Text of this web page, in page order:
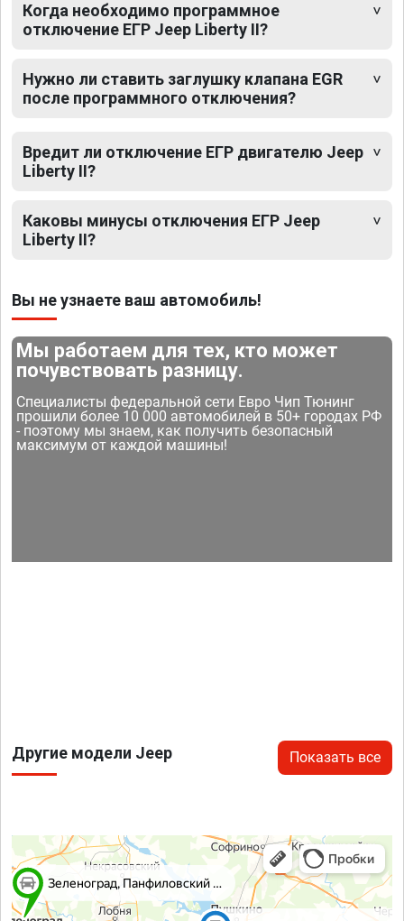
Когда необходимо программное
отключение ЕГР Jeep Liberty II?
Нужно ли ставить заглушку клапана EGR
после программного отключения?
Вредит ли отключение ЕГР двигателю Jeep
Liberty II?
Каковы минусы отключения ЕГР Jeep
Liberty II?
Вы не узнаете ваш автомобиль!
Мы работаем для тех, кто может
почувствовать разницу.
Специалисты федеральной сети Евро Чип Тюнинг
прошили более 10 000 автомобилей в 50+ городах РФ
- поэтому мы знаем, как получить безопасный
максимум от каждой машины!
Другие модели Jeep Показать все